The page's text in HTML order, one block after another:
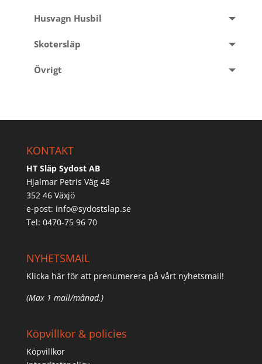
Husvagn Husbil
Skotersläp
Övrigt
KONTAKT
HT Släp Sydost AB
Hjalmar Petris Väg 48
352 46 Växjö
e-post: info@sydostslap.se
Tel: 0470-75 96 70
NYHETSMAIL
Klicka här för att prenumerera på vårt nyhetsmail!
(Max 1 mail/månad.)
Köpvillkor & policies
Köpvillkor